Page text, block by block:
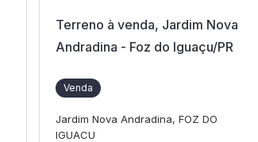
Terreno à venda, Jardim Nova
Andradina - Foz do Iguaçu/PR
Venda
Jardim Nova Andradina, FOZ DO
IGUACU